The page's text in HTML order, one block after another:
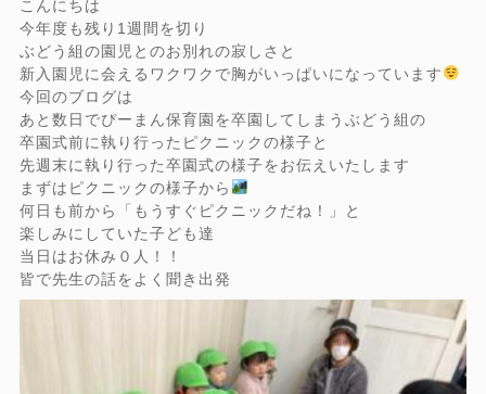
こんにちは
今年度も残り1週間を切り
ぶどう組の園児とのお別れの寂しさと
新入園児に会えるワクワクで胸がいっぱいになっています
今回のブログは
あと数日でぴーまん保育園を卒園してしまうぶどう組の
卒園式前に執り行ったピクニックの様子と
先週末に執り行った卒園式の様子をお伝えいたします
まずはピクニックの様子から
何日も前から「もうすぐピクニックだね！」と
楽しみにしていた子ども達
当日はお休み０人！！
皆で先生の話をよく聞き出発